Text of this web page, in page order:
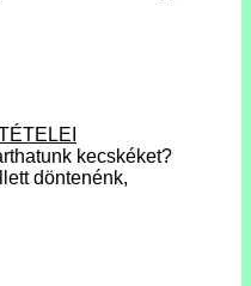
kecskéket?
döntenénk,